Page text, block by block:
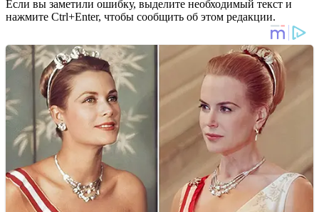
Если вы заметили ошибку, выделите необходимый текст и
нажмите Ctrl+Enter, чтобы сообщить об этом редакции.